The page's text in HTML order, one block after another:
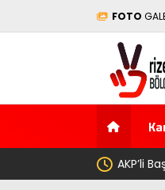
FOTO
AKP’li Başkan Metin